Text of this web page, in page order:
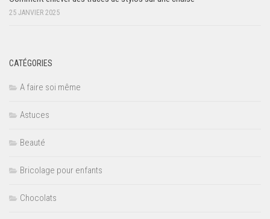
25 JANVIER 2025
CATÉGORIES
A faire soi même
Astuces
Beauté
Bricolage pour enfants
Chocolats